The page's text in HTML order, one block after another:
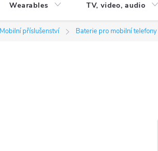
Wearables TV, video, audio
Mobilní příslušenství Baterie pro mobilní